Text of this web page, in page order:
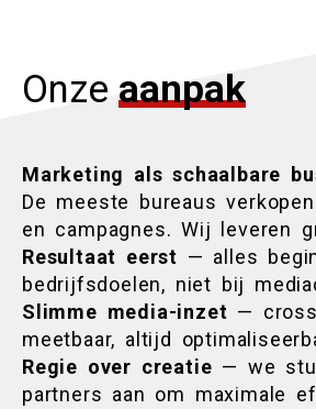
Onze aanpak
Marketing als schaalbare
De meeste bureaus
en campagnes. Wij leveren
Resultaat eerst — alles
bedrijfsdoelen, niet bij
Slimme media-inzet —
meetbaar, altijd
Regie over creatie — we
partners aan om maximale